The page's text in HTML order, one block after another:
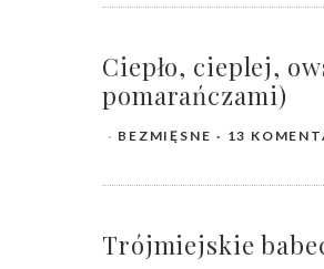
Ciepło, cieplej,
pomarańczami)
BEZMIĘSNE 13
Trójmiejskie